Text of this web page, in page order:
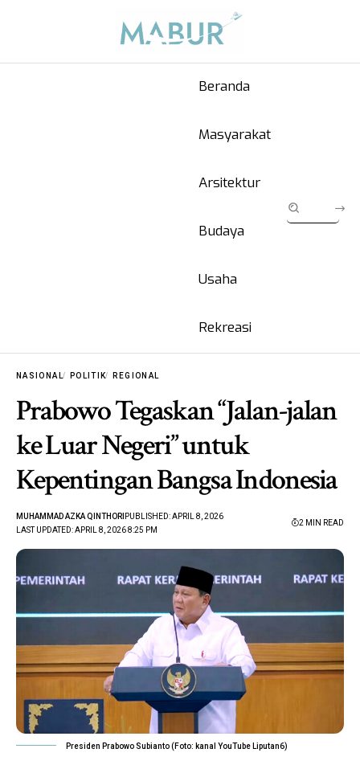
Beranda
Masyarakat
Arsitektur
Budaya
Usaha
Rekreasi
NASIONAL POLITIK REGIONAL
Prabowo Tegaskan “Jalan-jalan
ke Luar Negeri” untuk
Kepentingan Bangsa Indonesia
LAST UPDATED: APRIL 8, 2026 8:25 PM
MUHAMMAD AZKA QINTHORI PUBLISHED: APRIL 8, 2026
2 MIN READ
Presiden Prabowo Subianto (Foto: kanal YouTube Liputan6)